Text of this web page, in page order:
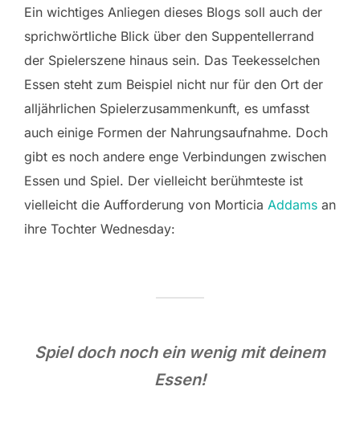
Ein wichtiges Anliegen dieses Blogs soll auch der
sprichwörtliche Blick über den Suppentellerrand
der Spielerszene hinaus sein. Das Teekesselchen
Essen steht zum Beispiel nicht nur für den Ort der
alljährlichen Spielerzusammenkunft, es umfasst
auch einige Formen der Nahrungsaufnahme. Doch
gibt es noch andere enge Verbindungen zwischen
Essen und Spiel. Der vielleicht berühmteste ist
vielleicht die Aufforderung von Morticia Addams an
ihre Tochter Wednesday:
Spiel doch noch ein wenig mit deinem
Essen!